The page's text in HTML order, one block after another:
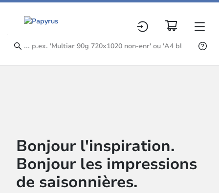
Bonjour l'inspiration.
Bonjour les impressions
de saisonnières.